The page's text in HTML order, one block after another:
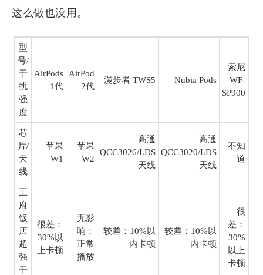
这么做也没用。
型
号/
干
扰
强
度
AirPods
1代
AirPod
2代
漫步者 TWS5 Nubia Pods
索尼
WF-
SP900
芯
片/
天
线
苹果
W1
苹果
W2
高通
QCC3026/LDS
天线
高通
QCC3020/LDS
天线
不知
道
王
府
饭
店
超
强
干
很差：
30%以
上卡顿
无影
响：
正常
播放
较差：10%以
内卡顿
较差：10%以
内卡顿
很
差：
30%
以上
卡顿